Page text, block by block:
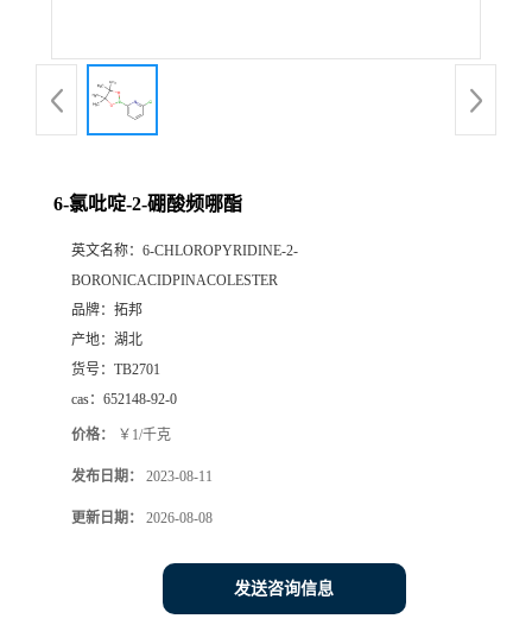
6-氯吡啶-2-硼酸频哪酯
英文名称： 6-CHLOROPYRIDINE-2-
BORONICACIDPINACOLESTER
品牌： 拓邦
产地： 湖北
货号： TB2701
cas： 652148-92-0
价格： ￥1/千克
发布日期： 2023-08-11
更新日期： 2026-08-08
发送咨询信息